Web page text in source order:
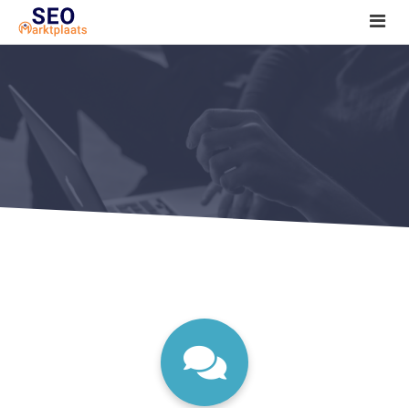
SEO tools reviews
Marketeer bij jou in de buurt?
Offerte
1. Seo voor beginners +
2. Onderzoeken +